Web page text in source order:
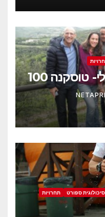
100
ספורט תחרויות